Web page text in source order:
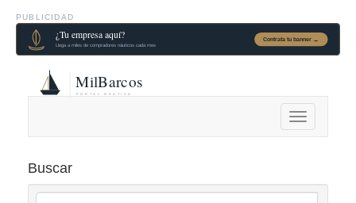
PUBLICIDAD
Alternar
navegación
Buscar